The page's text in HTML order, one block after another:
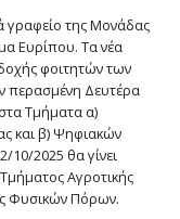
γραφείο της Μονάδας
Ευρίπου. Τα νέα
φοιτητών των
περασμένη Δευτέρα
Τμήματα α)
και β) Ψηφιακών
10/2025 θα γίνει
Αγροτικής
Φυσικών Πόρων.